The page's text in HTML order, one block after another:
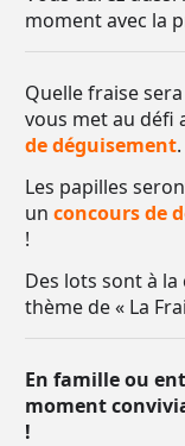
moment avec la
Quelle fraise sera
vous met au défi
de déguisement.
Les papilles
un concours de
!
Des lots sont à
thème de « La
En famille ou
moment
!